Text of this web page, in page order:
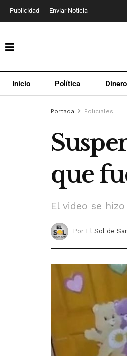
Publicidad Enviar Noticia
Inicio Política Dinero
Portada Policiales
que
El video se
Por El Sol de